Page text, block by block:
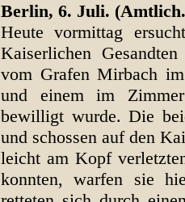
Berlin, 6. Juli.
Heute vormittag
Kaiserlichen
vom Grafen Mirbach
und einem im Zimmer
bewilligt wurde. Die
und schossen auf den
leicht am Kopf
konnten, warfen sie